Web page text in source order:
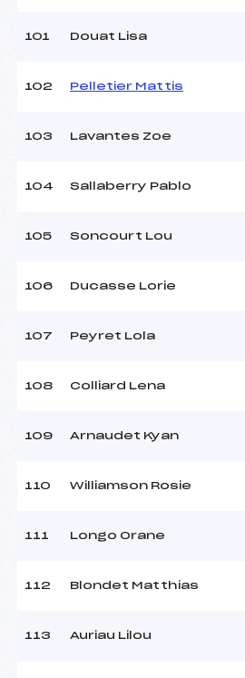
101 Douat Lisa
102 Pelletier Mattis
103 Lavantes Zoe
104 Sallaberry Pablo
105 Soncourt Lou
106 Ducasse Lorie
107 Peyret Lola
108 Colliard Lena
109 Arnaudet Kyan
110 Williamson Rosie
111 Longo Orane
112 Blondet Matthias
113 Auriau Lilou